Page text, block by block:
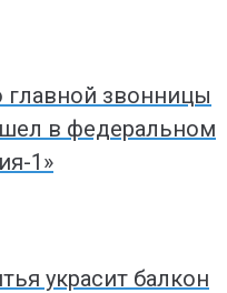
звонницы
в федеральном
1»
украсит балкон